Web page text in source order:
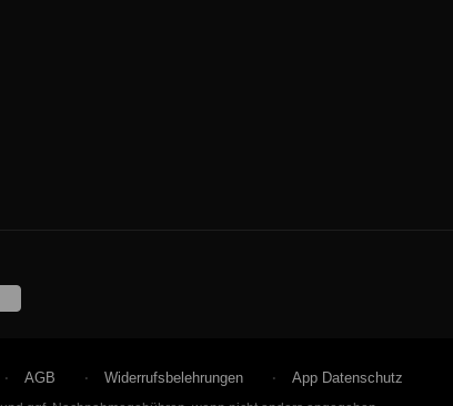
AGB Widerrufsbelehrungen App Datenschutz